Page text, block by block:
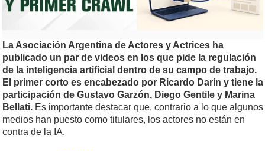
La Asociación Argentina de Actores y Actrices ha
publicado un par de videos en los que pide la regulación
de la inteligencia artificial dentro de su campo de trabajo.
El primer corto es encabezado por Ricardo Darín y tiene la
participación de Gustavo Garzón, Diego Gentile y Marina
Bellati. Es importante destacar que, contrario a lo que algunos
medios han puesto como titulares, los actores no están en
contra de la IA.